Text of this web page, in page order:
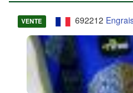
VENTE 692212